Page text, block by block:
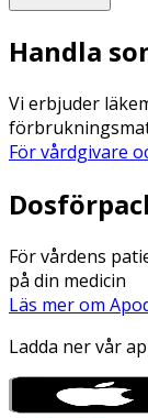
Handla
Vi erbjuder
För vårdgivare
För vårdens
på din medicin
Läs mer om
Ladda ner vår